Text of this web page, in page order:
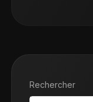
Rechercher